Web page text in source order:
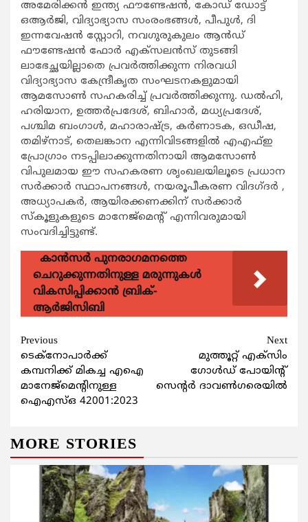
അമേരിക്കന്‍ ഇന്ത്യ ഫൗണ്ടേഷന്‍, കോഡ് ഡോട്ട്
ഒആര്‍ജി, വിദ്യാഭ്യാസ സംരംഭങ്ങള്‍, പീപുള്‍, ദി
ഇന്നവേഷന്‍ സ്റ്റോറി, നവഗുരുകുലം ആന്‍ഡ്
ഫൗണ്ടേഷന്‍ ഫോര്‍ എക്സലന്‍സ് തുടങ്ങി
ലാഭേച്ഛയില്ലാതെ പ്രവര്‍ത്തിക്കുന്ന നിരവധി
വിദ്യാഭ്യാസ കേന്ദ്രീകൃത സംഘടനകളുമായി
ആമസോണ്‍ സഹകരിച്ച് പ്രവര്‍ത്തിക്കുന്നു. ഡല്‍ഹി,
ഹരിയാന, ഉത്തര്‍പ്രദേശ്, ബിഹാര്‍, മധ്യപ്രദേശ്,
പശ്ചിമ ബംഗാള്‍, മഹാരാഷ്ട്ര, കര്‍ണാടക, ഒഡീഷ,
തമിഴ്നാട്, തെലങ്കാന എന്നിവിടങ്ങളില്‍ എഎഫ്ഇ
പ്രോഗ്രാം നടപ്പിലാക്കുന്നതിനായി ആമസോണ്‍
വിപുലമായ ഈ സഹകരണ ശൃംഖലയിലൂടെ പ്രധാന
സര്‍ക്കാര്‍ സ്ഥാപനങ്ങള്‍, നയരൂപീകരണ വിദഗ്ദര്‍ ,
അധ്യാപകര്‍, ആയിരക്കണക്കിന് സര്‍ക്കാര്‍
സ്കൂളുകളുടെ മാനേജ്മെന്‍റ് എന്നിവരുമായി
സംവദിച്ചിട്ടുണ്ട്.
കാന്‍സര്‍ പുനരാഗമനത്തെ
ചെറുക്കുന്നതിനുള്ള മരുന്നുകള്‍
വികസിപ്പിക്കാന്‍ ബ്രിക്-
ആര്‍ജിസിബി
Continue
Reading
Previous
ടെക്നോപാര്‍ക്ക്
കമ്പനിക്ക് മികച്ച എഐ
മാനേജ്മെന്‍റിനുള്ള
ഐഎസ്ഒ 42001:2023
Next
മുത്തൂറ്റ് എക്‌സിം
ഗോള്‍ഡ് പോയിന്റ്
സെന്റര്‍ ദാവണ്‍ഗരെയില്‍
MORE STORIES